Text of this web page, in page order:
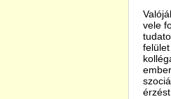
vele
felület